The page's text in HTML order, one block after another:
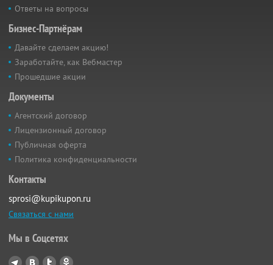
Ответы на вопросы
Бизнес-Партнёрам
Давайте сделаем акцию!
Заработайте, как Вебмастер
Прошедшие акции
Документы
Агентский договор
Лицензионный договор
Публичная оферта
Политика конфиденциальности
Контакты
sprosi@kupikupon.ru
Связаться с нами
Мы в Соцсетях